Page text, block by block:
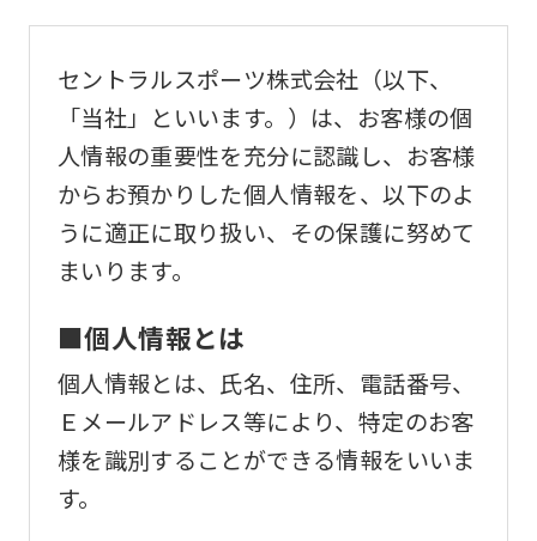
セントラルスポーツ株式会社（以下、
「当社」といいます。）は、お客様の個
人情報の重要性を充分に認識し、お客様
からお預かりした個人情報を、以下のよ
うに適正に取り扱い、その保護に努めて
まいります。
■個人情報とは
個人情報とは、氏名、住所、電話番号、
Ｅメールアドレス等により、特定のお客
様を識別することができる情報をいいま
す。